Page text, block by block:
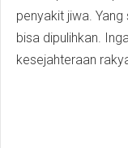
penyakit jiwa.
bisa dipulihkan.
kesejahteraan